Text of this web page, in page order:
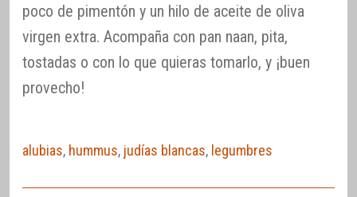
poco de pimentón y un hilo de aceite de oliva
virgen extra. Acompaña con pan naan, pita,
tostadas o con lo que quieras tomarlo, y ¡buen
provecho!
alubias, hummus, judías blancas, legumbres